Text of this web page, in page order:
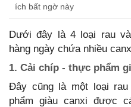
ích bất ngờ này
Dưới đây là 4 loại rau
hàng ngày chứa nhiều
1. Cải chíp - thực phẩm
Đây cũng là một loại
phẩm giàu canxi được